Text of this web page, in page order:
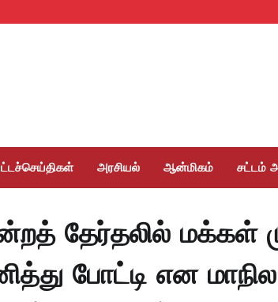
அரசியல் ஆன்மிகம் சட்டம்
தேர்தலில் மக்கள்
போட்டி என